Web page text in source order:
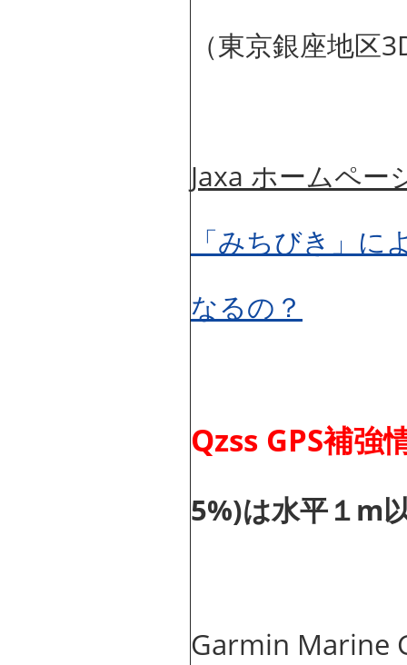
（東京銀座地区
Jaxa ホームペー
「みちびき」に
なるの？
Qzss GPS補
5%)は水平１m
Garmin Marine